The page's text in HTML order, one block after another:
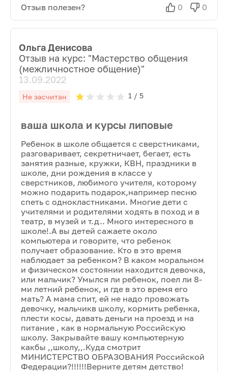
Отзыв полезен? 0 0
Ольга Денисова
Отзыв на курс: "Мастерство общения
(межличностное общение)"
13.09.2022
Не засчитан 1 / 5
ваша школа и курсы липовые
Ребенок в школе общается с сверстниками,
разговаривает, секретничает, бегает, есть
занятия разные, кружки, КВН, праздники в
школе, дни рождения в классе у
сверстников, любимого учителя, которому
можно подарить подарок,например песню
спеть с однокластниками. Многие дети с
учителями и родителями ходять в поход и в
театр, в музей и т.д.. Много интересного в
школе!.А вы детей сажаете около
компьютера и говорите, что ребенок
получает образование. Кто в это время
наблюдает за ребенком? В каком моральном
и физическом состоянии находится девочка,
или мальчик? Умылся ли ребенок, поел ли 8-
ми летний ребенок, и где в это время его
мать? А мама спит, ей не надо провожать
девочку, мальчикв школу, кормить ребенка,
плести косы, давать деньги на проезд и на
питание , как в нормальную Российскую
школу. Закрывайте вашу компьютерную
какбы ,,школу,,.Куда смотрит
МИНИСТЕРСТВО ОБРАЗОВАНИЯ Российской
Федерации?!!!!!!Верните детям детство!